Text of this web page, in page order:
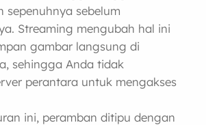
sepenuhnya sebelum
Streaming mengubah hal ini
gambar langsung di
sehingga Anda tidak
perantara untuk mengakses
ini, peramban ditipu dengan